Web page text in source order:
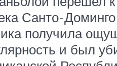
Санто-
получила
и был